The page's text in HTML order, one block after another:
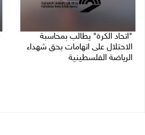
"اتحاد الكرة" يطالب بمحاسبة
الاحتلال على اتهامات بحق شهداء
الرياضة الفلسطينية